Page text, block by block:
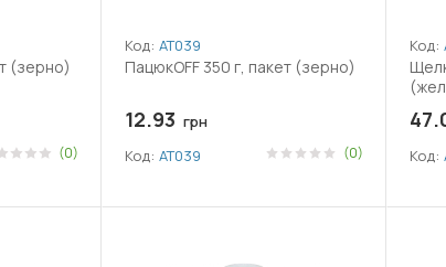
(зерно)
(0)
Код: АТ039
ПацюкOFF 350 г, пакет (зерно)
12.93 грн
Код: АТ039 (0)
Код:
Код: